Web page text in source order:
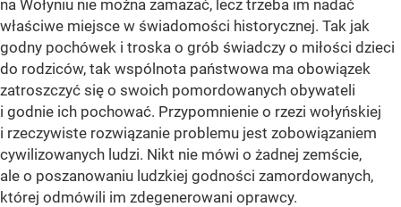
na Wołyniu nie można zamazać, lecz trzeba im nadać
właściwe miejsce w świadomości historycznej. Tak jak
godny pochówek i troska o grób świadczy o miłości dzieci
do rodziców, tak wspólnota państwowa ma obowiązek
zatroszczyć się o swoich pomordowanych obywateli
i godnie ich pochować. Przypomnienie o rzezi wołyńskiej
i rzeczywiste rozwiązanie problemu jest zobowiązaniem
cywilizowanych ludzi. Nikt nie mówi o żadnej zemście,
ale o poszanowaniu ludzkiej godności zamordowanych,
której odmówili im zdegenerowani oprawcy.